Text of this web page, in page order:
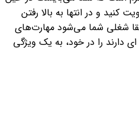
کنید و در انتها به بالا رفتن
شغلی شما می‌شود مهارت‌های
دارند را در خود، به یک ویژگی